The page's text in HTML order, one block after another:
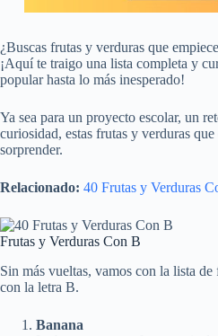
¿Buscas frutas y verduras que
¡Aquí te traigo una lista completa y
popular hasta lo más inesperado!
Ya sea para un proyecto escolar, un
curiosidad, estas frutas y verduras
sorprender.
Relacionado: 40 Frutas y Verduras
Frutas y Verduras Con B
Sin más vueltas, vamos con la lista
con la letra B.
Banana